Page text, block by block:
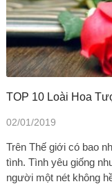
TOP 10 Loài Hoa
02/01/2019
Trên Thế giới có bao
tình. Tình yêu giống
người một nét không